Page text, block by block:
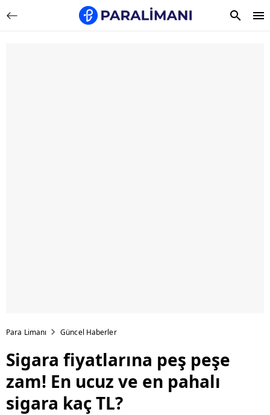
Para Limanı Güncel Haberler
Sigara fiyatlarına peş peşe
zam! En ucuz ve en pahalı
sigara kaç TL?